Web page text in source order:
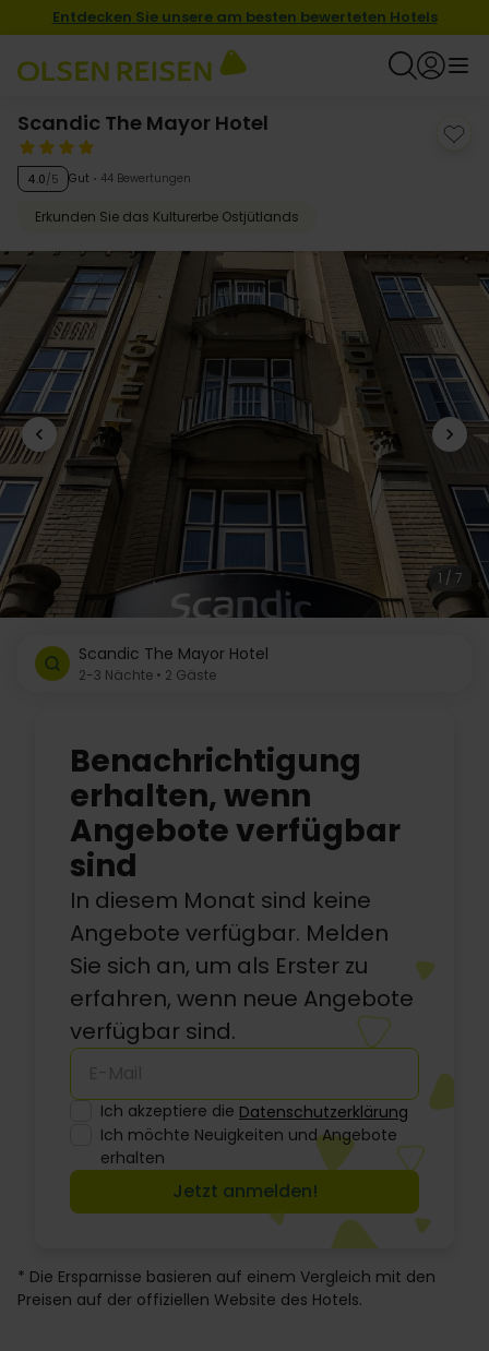
Entdecken Sie unsere am besten bewerteten Hotels
Scandic The Mayor Hotel
4.0/5 Gut 44 Bewertungen
Erkunden Sie das Kulturerbe Ostjütlands
1 / 7
Scandic The Mayor Hotel
2-3 Nächte • 2 Gäste
Benachrichtigung
erhalten, wenn
Angebote verfügbar
sind
In diesem Monat sind keine
Angebote verfügbar. Melden
Sie sich an, um als Erster zu
erfahren, wenn neue Angebote
verfügbar sind.
Ich akzeptiere die Datenschutzerklärung
Ich möchte Neuigkeiten und Angebote
erhalten
Jetzt anmelden!
* Die Ersparnisse basieren auf einem Vergleich mit den
Preisen auf der offiziellen Website des Hotels.